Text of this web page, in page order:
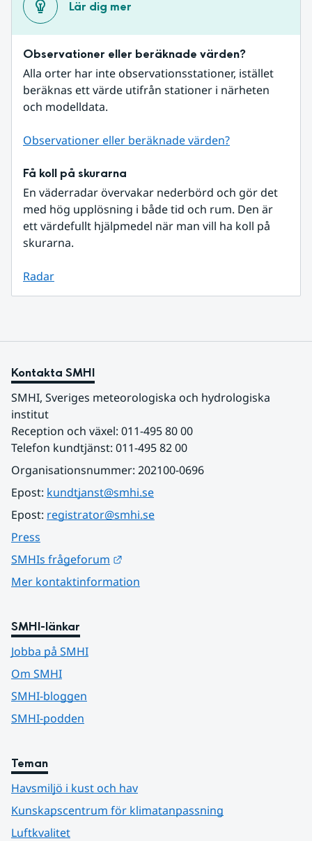
Lär dig mer
Observationer eller beräknade värden?
Alla orter har inte observationsstationer, istället
beräknas ett värde utifrån stationer i närheten
och modelldata.
Observationer eller beräknade värden?
Få koll på skurarna
En väderradar övervakar nederbörd och gör det
med hög upplösning i både tid och rum. Den är
ett värdefullt hjälpmedel när man vill ha koll på
skurarna.
Radar
Kontakta SMHI
SMHI, Sveriges meteorologiska och hydrologiska
institut
Reception och växel: 011-495 80 00
Telefon kundtjänst: 011-495 82 00
Organisationsnummer: 202100-0696
Epost: kundtjanst@smhi.se
Epost: registrator@smhi.se
Press
SMHIs frågeforum
Mer kontaktinformation
SMHI-länkar
Jobba på SMHI
Om SMHI
SMHI-bloggen
SMHI-podden
Teman
Havsmiljö i kust och hav
Kunskapscentrum för klimatanpassning
Luftkvalitet